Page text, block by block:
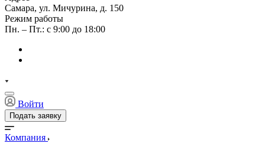
Самара, ул. Мичурина, д. 150
Режим работы
Пн. – Пт.: с 9:00 до 18:00
Войти
Подать заявку
Компания